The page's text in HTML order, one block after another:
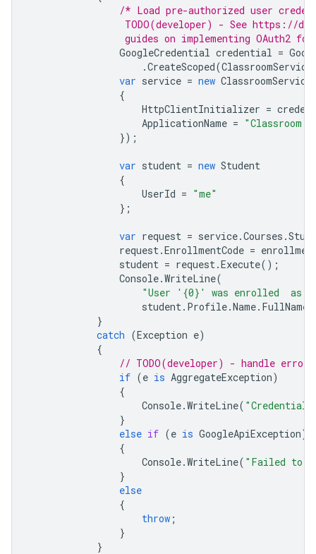
/* Load pre-authorized user
TODO(developer) - See https://
guides on implementing OAuth2
GoogleCredential credential =
.CreateScoped(ClassroomService
var service = new ClassroomService
{
HttpClientInitializer =
ApplicationName = "Classroom
});
var student = new Student
{
UserId = "me"
};
var request = service.Courses .
request .EnrollmentCode =
student = request .Execute();
Console.WriteLine(
"User '{0}' was enrolled  as
student . Profile.Name. FullName
}
catch (Exception e)
{
// TODO(developer) - handle error
if (e is AggregateException)
{
Console.WriteLine( "Credential
}
else if (e is GoogleApiException)
{
Console.WriteLine( "Failed to
}
else
{
throw ;
}
}